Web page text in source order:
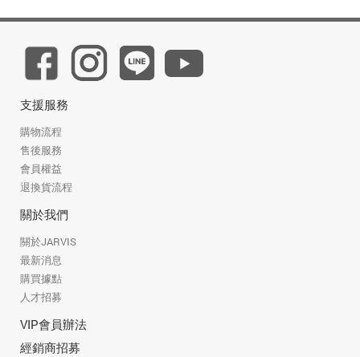
支援服務
購物流程
售後服務
會員權益
退換貨流程
關於我們
關於JARVIS
最新消息
購買據點
人才招募
VIP會員辦法
經銷商招募